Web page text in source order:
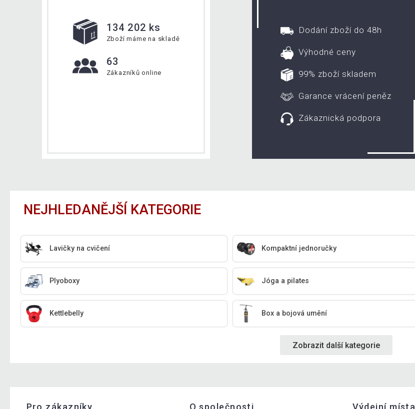
134 202 ks
Zboží máme na skladě
63
Zákazníků online
Dodání zboží do 48h
Výhodné ceny
99% zboží skladem
Garance vrácení peněz
Zákaznická podpora
NEJHLEDANĚJŠÍ KATEGORIE
Lavičky na cvičení Kompaktní jednoručky
Plyoboxy Jóga a pilates
Kettlebelly Box a bojová umění
Zobrazit další kategorie
Pro zákazníky O společnosti Výdejní místa